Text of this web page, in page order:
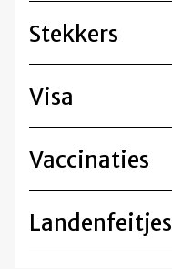
Stekkers
Visa
Vaccinaties
Landenfeitjes